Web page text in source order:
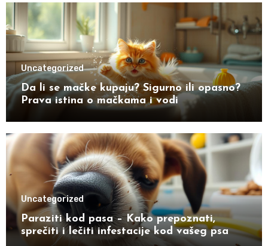
Uncategorized
Da li se mačke kupaju? Sigurno ili opasno?
Prava istina o mačkama i vodi
Uncategorized
Paraziti kod pasa – Kako prepoznati,
sprečiti i lečiti infestacije kod vašeg psa